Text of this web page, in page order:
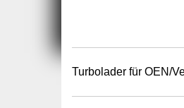
Turbolader für OEN/